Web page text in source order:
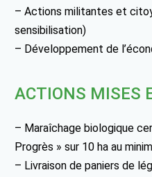
– Actions militantes et
sensibilisation)
– Développement de
ACTIONS MISES
– Maraîchage biologique
Progrès » sur 10 ha au
– Livraison de paniers de